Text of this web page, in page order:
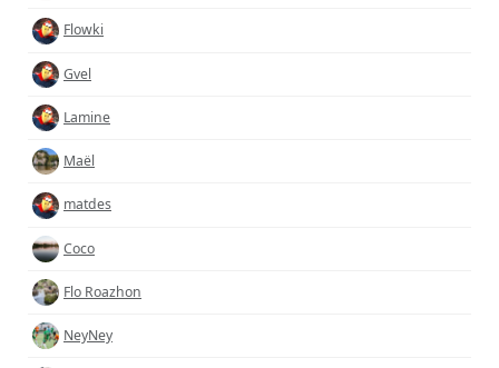
Flowki
Gvel
Lamine
Maël
matdes
Coco
Flo Roazhon
NeyNey